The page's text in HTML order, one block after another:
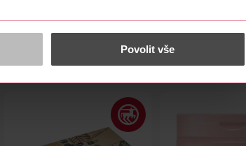
které mohou nést osobní údaje.
Povolit vše